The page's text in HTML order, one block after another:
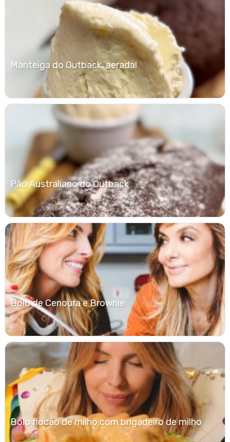
Manteiga do Outback, aerada!
Pão Australiano do Outback
Bolo de Cenoura e Brownie
Bolo flocão de milho com brigadeiro de milho